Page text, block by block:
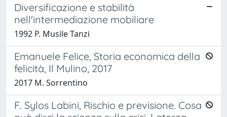
Diversificazione e stabilità
nell'intermediazione mobiliare
1992 P. Musile Tanzi
Emanuele Felice, Storia economica della
felicità, Il Mulino, 2017
2017 M. Sorrentino
F. Sylos Labini, Rischio e previsione. Cosa